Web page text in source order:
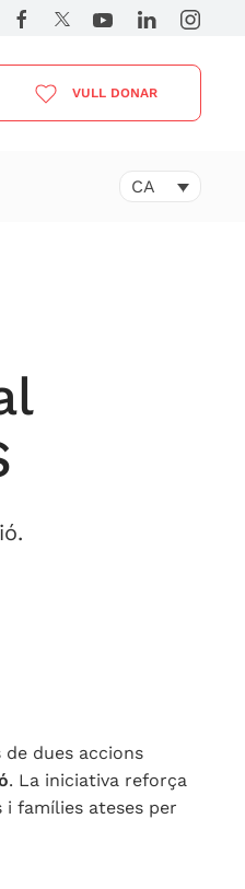
VULL DONAR
CA
dues accions
. La iniciativa reforça
famílies ateses per